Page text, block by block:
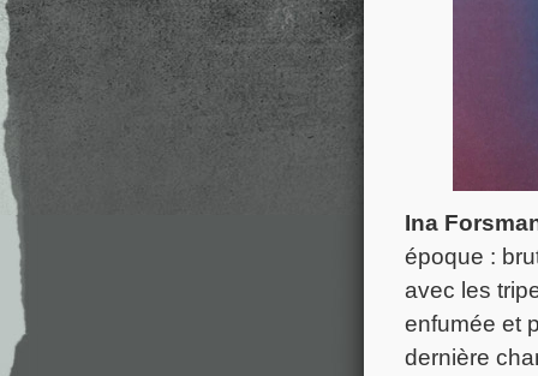
Ina
époque :
avec les
enfumée et
dernière